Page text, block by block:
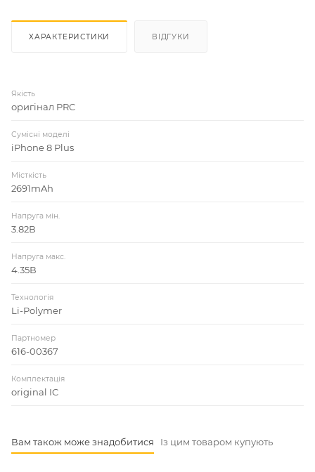
ХАРАКТЕРИСТИКИ ВІДГУКИ
Якість
оригінал PRC
Сумісні моделі
iPhone 8 Plus
Місткість
2691mAh
Напруга мін.
3.82В
Напруга макс.
4.35В
Технологія
Li-Polymer
Партномер
616-00367
Комплектація
original IC
Вам також може знадобитися Із цим товаром купують